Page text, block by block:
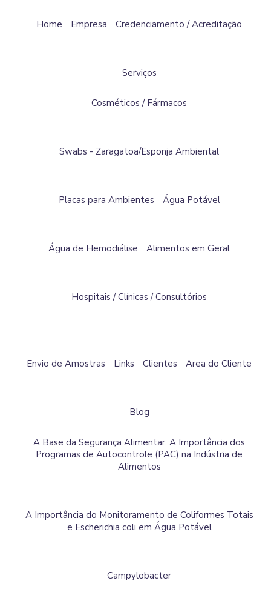
Home Empresa Credenciamento / Acreditação
Serviços
Cosméticos / Fármacos
Swabs - Zaragatoa/Esponja Ambiental
Placas para Ambientes Água Potável
Água de Hemodiálise Alimentos em Geral
Hospitais / Clínicas / Consultórios
Envio de Amostras Links Clientes Area do Cliente
Blog
A Base da Segurança Alimentar: A Importância dos
Programas de Autocontrole (PAC) na Indústria de
Alimentos
A Importância do Monitoramento de Coliformes Totais
e Escherichia coli em Água Potável
Campylobacter